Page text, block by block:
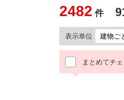
2482 件
表示単位
まとめてチ